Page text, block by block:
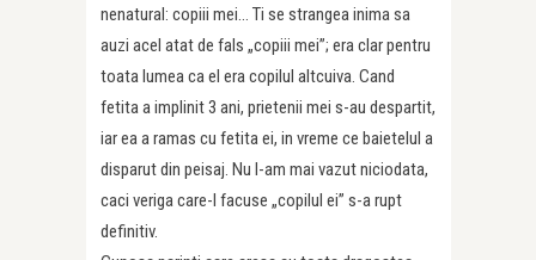
nenatural: copiii mei… Ti se strangea inima sa
auzi acel atat de fals „copiii mei”; era clar pentru
toata lumea ca el era copilul altcuiva. Cand
fetita a implinit 3 ani, prietenii mei s-au despartit,
iar ea a ramas cu fetita ei, in vreme ce baietelul a
disparut din peisaj. Nu l-am mai vazut niciodata,
caci veriga care-l facuse „copilul ei” s-a rupt
definitiv.